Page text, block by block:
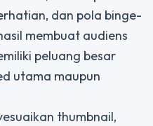
dan pola binge-
membuat audiens
peluang besar
utama maupun
thumbnail,